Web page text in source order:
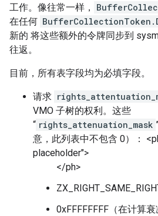
工作。像往常一样，
在任何
新的 将这些额外的令牌同步到
往返。
目前，所有表字段均为必填字段。
请求
VMO 子树的权利。这些
“ rights_attenuation_mask
意，此列表中不包含 0）：
placeholder">
</ph>
0xFFFFFFFF（在计算衰